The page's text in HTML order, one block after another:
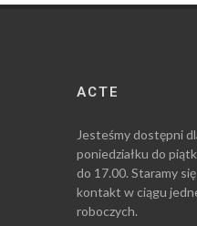
ACTE
Jesteśmy dostępni
poniedziałku do
do 17.00. Staramy
kontakt w ciągu
roboczych.